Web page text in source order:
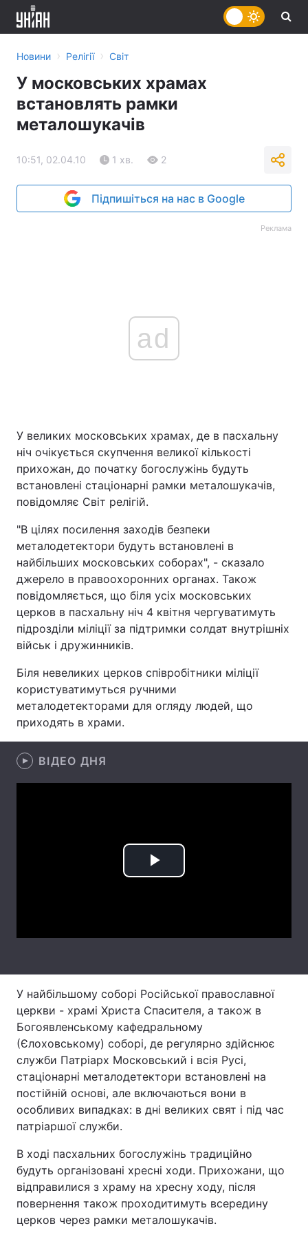
Головна Війна
Україна Політика
Спорт
Відео з Youtube Статті
Інтерв'ю
Архів Вакансії
Контакти
Послуги
Новини › Релігії › Світ
У московських храмах
встановлять рамки
металошукачів
10:51, 02.04.10 1 хв. 2
Підпишіться на нас в Google
Реклама
ad
У великих московських храмах, де в пасхальну
ніч очікується скупчення великої кількості
прихожан, до початку богослужінь будуть
встановлені стаціонарні рамки металошукачів,
повідомляє Світ релігій.
"В цілях посилення заходів безпеки
металодетектори будуть встановлені в
найбільших московських соборах", - сказало
джерело в правоохоронних органах. Також
повідомляється, що біля усіх московських
церков в пасхальну ніч 4 квітня чергуватимуть
підрозділи міліції за підтримки солдат внутрішніх
військ і дружинників.
Біля невеликих церков співробітники міліції
користуватимуться ручними
металодетекторами для огляду людей, що
приходять в храми.
ВІДЕО ДНЯ
Play
У найбільшому соборі Російської православної
церкви - храмі Христа Спасителя, а також в
Богоявленському кафедральному
(Єлоховському) соборі, де регулярно здійснює
служби Патріарх Московський і всія Русі,
стаціонарні металодетектори встановлені на
постійній основі, але включаються вони в
особливих випадках: в дні великих свят і під час
патріаршої служби.
В ході пасхальних богослужінь традиційно
будуть організовані хресні ходи. Прихожани, що
відправилися з храму на хресну ходу, після
повернення також проходитимуть всередину
церков через рамки металошукачів.